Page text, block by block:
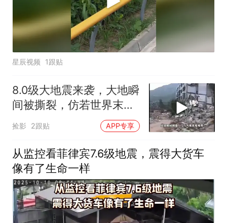
星辰视频 1跟贴
8.0级大地震来袭，大地瞬
间被撕裂，仿若世界末日
捡影 2跟贴 APP专享
从监控看菲律宾7.6级地震，震得大货车
像有了生命一样